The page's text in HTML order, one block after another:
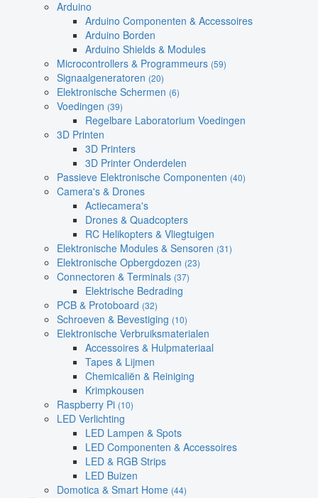
Arduino
Arduino Componenten & Accessoires
Arduino Borden
Arduino Shields & Modules
Microcontrollers & Programmeurs (59)
Signaalgeneratoren (20)
Elektronische Schermen (6)
Voedingen (39)
Regelbare Laboratorium Voedingen
3D Printen
3D Printers
3D Printer Onderdelen
Passieve Elektronische Componenten (40)
Camera's & Drones
Actiecamera's
Drones & Quadcopters
RC Helikopters & Vliegtuigen
Elektronische Modules & Sensoren (31)
Elektronische Opbergdozen (23)
Connectoren & Terminals (37)
Elektrische Bedrading
PCB & Protoboard (32)
Schroeven & Bevestiging (10)
Elektronische Verbruiksmaterialen
Accessoires & Hulpmateriaal
Tapes & Lijmen
Chemicaliën & Reiniging
Krimpkousen
Raspberry Pi (10)
LED Verlichting
LED Lampen & Spots
LED Componenten & Accessoires
LED & RGB Strips
LED Buizen
Domotica & Smart Home (44)